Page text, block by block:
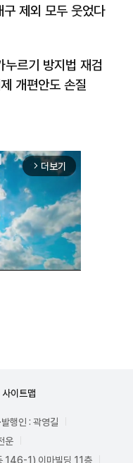
제외 모두 웃었다
누르기 방지법 재검
개편안도 손질
arrow_forward_ios 더보기
사이트맵
발행인 : 곽영길
운
146-1) 이마빌딩 11층